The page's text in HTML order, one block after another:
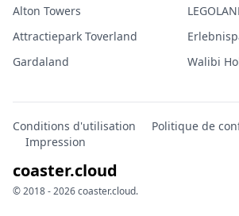
Alton Towers
Attractiepark Toverland
Gardaland
Walibi
Conditions d'utilisation
Politique de
Impression
coaster.cloud
© 2018 - 2026 coaster.cloud.